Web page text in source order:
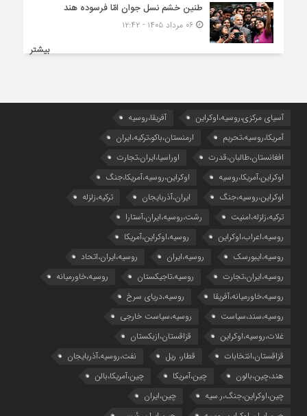
طنین خشم نسل جوان امّا فرسوده هند
۰۶ مرداد ۱۴۰۵ - ۱۲:۴۲
بیشتر
آسیای مرکزی،روسیه،اوکراین
آفریقا،روسیه
آمریکا،روسیه،تحریم
ارمنستان،باکو،ترکیه،ایران
افغانستان،طالبان،قدرت
اوراسیا،ایران،تجارت
اوکراین،آمریکا،روسیه
اوکراین،روسیه،آمریکا،جنگ
اوکراین،روسیه،جنگ
ایران،آذربایجان
ترکیه،زلزله
ترکیه،زلزله،امنیت
رشت،روسیه،ایران،آستارا
روسیه،اعراب،اوکراین
روسیه،اوکراین،آمریکا
روسیه،ایبورسک
روسیه،ایران
روسیه،ایران،اتحاد
روسیه،ایران،تجارت
روسیه،تاجیکستان
روسیه،خاورمیانه
روسیه،خاورمیانه،آفریقا
روسیه،دریای سرخ
روسیه،سند،سیاست
روسیه،سیاست خارجی
غلات،روسیه،اوکراین
قزاقستان،ازبکستان
قزاقستان،انتخابات
قطار، ریل
نفت،روسیه،آذربایجان
هند،چین،بالون
چین،آمریکا
چین،آمریکا،بالن
چین،اوکراین،جنگ،ر.سیه
چین،ایران